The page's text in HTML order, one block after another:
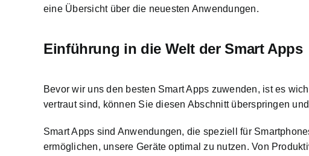
eine Übersicht über die neuesten Anwendungen.
Einführung in die Welt der Smart Apps
Bevor wir uns den besten Smart Apps zuwenden, ist es
vertraut sind, können Sie diesen Abschnitt überspringen
Smart Apps sind Anwendungen, die speziell für
ermöglichen, unsere Geräte optimal zu nutzen. Von